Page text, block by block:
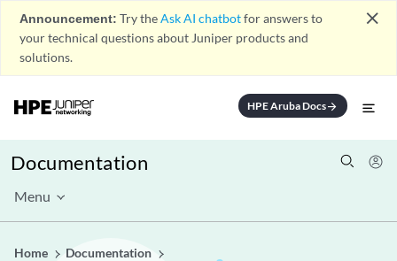
Announcement: Try theAsk AI chatbotfor answers to
your technical questions about Juniper products and
solutions.
close
HPE Aruba Docsarrow_forward
Documentation
Menu
Home
Documentation